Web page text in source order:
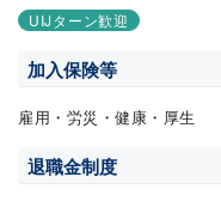
UIJターン歓迎
加入保険等
雇用・労災・健康・厚生
退職金制度